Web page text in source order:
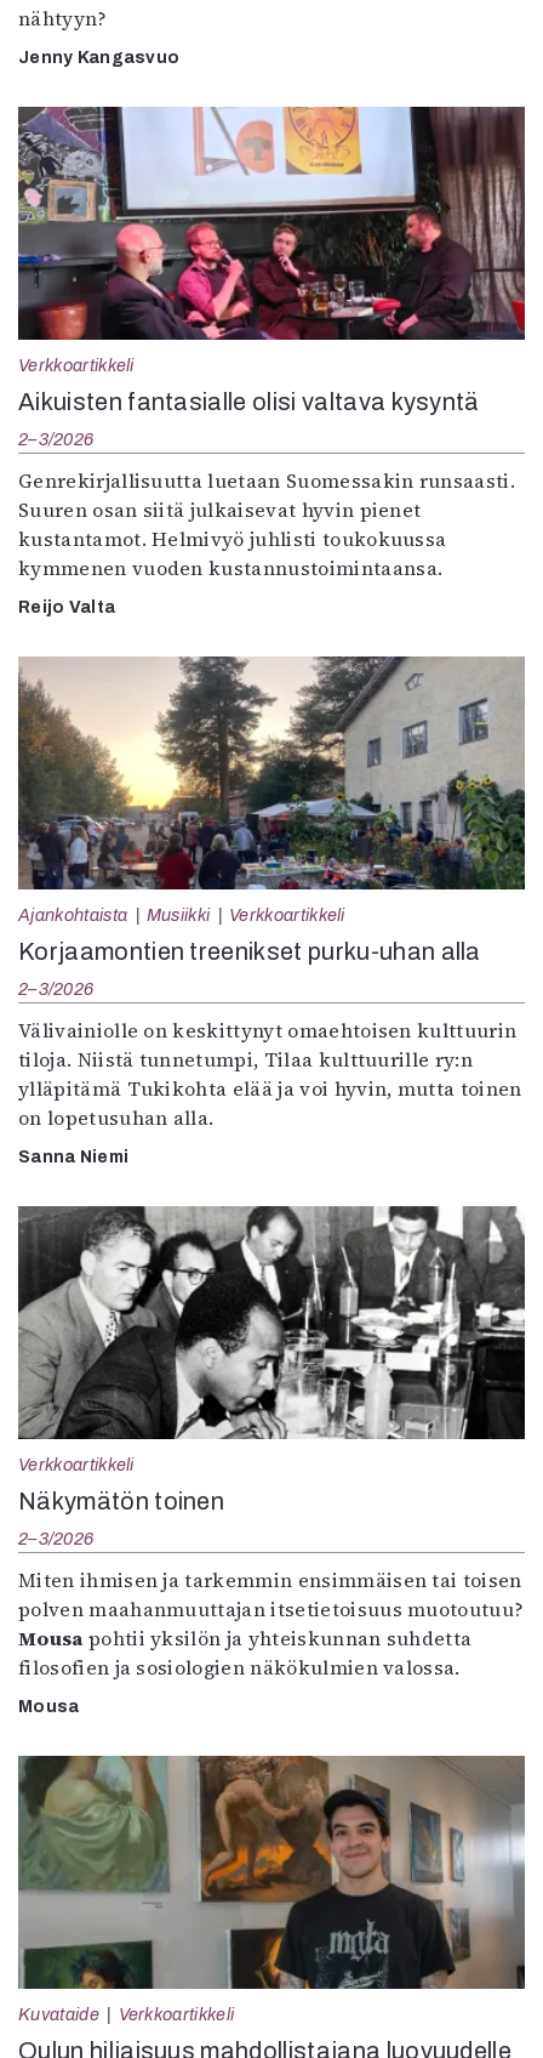
nähtyyn?
Jenny Kangasvuo
Verkkoartikkeli
Aikuisten fantasialle olisi valtava kysyntä
2–3/2026
Genrekirjallisuutta luetaan Suomessakin runsaasti.
Suuren osan siitä julkaisevat hyvin pienet
kustantamot. Helmivyö juhlisti toukokuussa
kymmenen vuoden kustannustoimintaansa.
Reijo Valta
Ajankohtaista Musiikki Verkkoartikkeli
Korjaamontien treenikset purku-uhan alla
2–3/2026
Välivainiolle on keskittynyt omaehtoisen kulttuurin
tiloja. Niistä tunnetumpi, Tilaa kulttuurille ry:n
ylläpitämä Tukikohta elää ja voi hyvin, mutta toinen
on lopetusuhan alla.
Sanna Niemi
Verkkoartikkeli
Näkymätön toinen
2–3/2026
Miten ihmisen ja tarkemmin ensimmäisen tai toisen
polven maahanmuuttajan itsetietoisuus muotoutuu?
Mousa pohtii yksilön ja yhteiskunnan suhdetta
filosofien ja sosiologien näkökulmien valossa.
Mousa
Kuvataide Verkkoartikkeli
Oulun hiljaisuus mahdollistajana luovuudelle